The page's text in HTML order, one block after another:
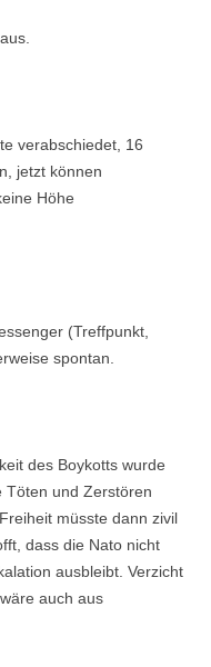
verabschiedet, 16
jetzt können
Höhe
(Treffpunkt,
spontan.
des Boykotts wurde
Töten und Zerstören
müsste dann zivil
dass die Nato nicht
ausbleibt. Verzicht
auch aus